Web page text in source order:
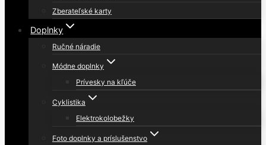
Zberateľské karty
Doplnky
Ručné náradie
Módne doplnky
Prívesky na kľúče
Cyklistika
Elektrokolobežky
Foto doplnky a príslušenstvo